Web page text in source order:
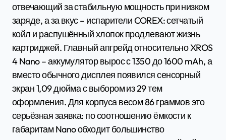
отвечающий за стабильную мощность при низком
заряде, а за вкус – испарители COREX: сетчатый
койл и распушённый хлопок продлевают жизнь
картриджей. Главный апгрейд относительно XROS
4 Nano – аккумулятор вырос с 1350 до 1600 mAh, а
вместо обычного дисплея появился сенсорный
экран 1,09 дюйма с выбором из 29 тем
оформления. Для корпуса весом 86 граммов это
серьёзная заявка: по соотношению ёмкости к
габаритам Nano обходит большинство